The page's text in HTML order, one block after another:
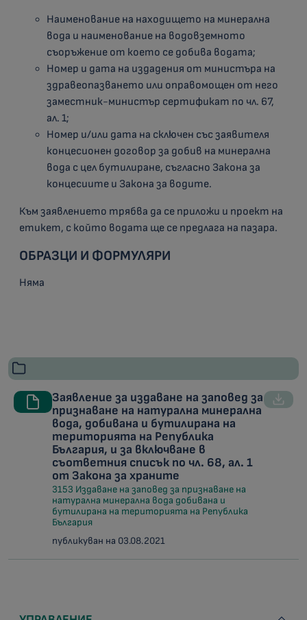
Наименование на находището на минерална
вода и наименование на водовземното
съоръжение от което се добива водата;
Номер и дата на издадения от министъра на
здравеопазването или оправомощен от него
заместник-министър сертификат по чл. 67,
ал. 1;
Номер и/или дата на сключен със заявителя
концесионен договор за добив на минерална
вода с цел бутилиране, съгласно Закона за
концесиите и Закона за водите.
Към заявлението трябва да се приложи и проект на
етикет, с който водата ще се предлага на пазара.
ОБРАЗЦИ И ФОРМУЛЯРИ
Няма
Заявление за издаване на заповед за
признаване на натурална минерална
вода, добивана и бутилирана на
територията на Република
България, и за включване в
съответния списък по чл. 68, ал. 1
от Закона за храните
3153 Издаване на заповед за признаване на
натурална минерална вода добивана и
бутилирана на територията на Република
България
публикуван на 03.08.2021